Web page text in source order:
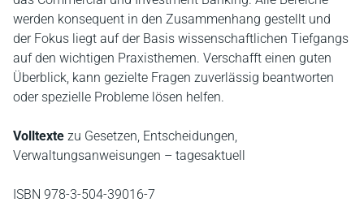
werden konsequent in den Zusammenhang gestellt und
der Fokus liegt auf der Basis wissenschaftlichen Tiefgangs
auf den wichtigen Praxisthemen. Verschafft einen guten
Überblick, kann gezielte Fragen zuverlässig beantworten
oder spezielle Probleme lösen helfen.
Volltexte zu Gesetzen, Entscheidungen,
Verwaltungsanweisungen – tagesaktuell
ISBN 978-3-504-39016-7